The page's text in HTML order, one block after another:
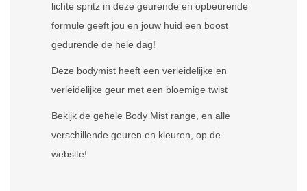
lichte spritz in deze geurende en opbeurende
formule geeft jou en jouw huid een boost
gedurende de hele dag!
Deze bodymist heeft een verleidelijke en
verleidelijke geur met een bloemige twist
Bekijk de gehele Body Mist range, en alle
verschillende geuren en kleuren, op de
website!